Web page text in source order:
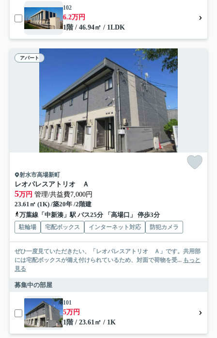
102
6.2万円
1階 / 46.94㎡ / 1LDK
アパート
射水市高場新町
レオパレスアトリオ Ａ
5万円 管理/共益費7,000円
23.61㎡ (1K) /築20年 /2階建
万葉線「中新湊」駅 バス25分 「高場口」 停歩3分
駐輪場 宅配ボックス インターネット対応 防犯カメラ
ぜひ一度見ていただきたい、「レオパレスアトリオ Ａ」です。共用部
には宅配ボックスが備え付けられているため、対面で荷物を受... もっと
見る
募集中の部屋
101
5万円
1階 / 23.61㎡ / 1K